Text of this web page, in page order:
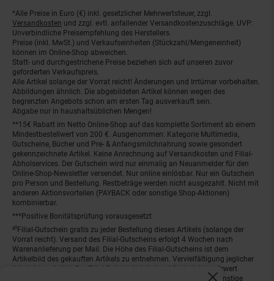
Fußnoten
*Alle Preise in Euro (€) inkl. gesetzlicher Mehrwertsteuer, zzgl.
Versandkosten und zzgl. evtl. anfallender Versandkostenzuschläge. UVP:
Unverbindliche Preisempfehlung des Herstellers.
Preise (inkl. MwSt.) und Verkaufseinheiten (Stückzahl/Mengeneinheit)
können im Online-Shop abweichen.
Statt- und durchgestrichene Preise beziehen sich auf unseren zuvor
geforderten Verkaufspreis.
Alle Artikel solange der Vorrat reicht! Änderungen und Irrtümer vorbehalten.
Abbildungen ähnlich. Die abgebildeten Artikel können wegen des
begrenzten Angebots schon am ersten Tag ausverkauft sein.
Abgabe nur in haushaltsüblichen Mengen!
**15€ Rabatt im Netto Online-Shop auf das komplette Sortiment ab einem
Mindestbestellwert von 200 €. Ausgenommen: Kategorie Multimedia,
Gutscheine, Bücher und Pre- & Anfangsmilchnahrung sowie gesondert
gekennzeichnete Artikel. Keine Anrechnung auf Versandkosten und Filial-
Abholservices. Der Gutschein wird nur einmalig an Neuanmelder für den
Online-Shop-Newsletter versendet. Nur online einlösbar. Nur ein Gutschein
pro Person und Bestellung. Restbeträge werden nicht ausgezahlt. Nicht mit
anderen Aktionsvorteilen (PAYBACK oder sonstige Shop-Aktionen)
kombinierbar.
***Positive Bonitätsprüfung vorausgesetzt
²⁰Filial-Gutschein gratis zu jeder Bestellung dieses Artikels (solange der
Vorrat reicht). Versand des Filial-Gutscheins erfolgt 4 Wochen nach
Warenanlieferung per Mail. Die Höhe des Filial-Gutscheins ist dem
Artikelbild des gekauften Artikels zu entnehmen. Vervielfältigung jeglicher
Art nicht gestattet. Der Filial-Gutschein ist ohne Mindesteinkaufswert
einlösbar. Nicht mit anderen Aktionsvorteilen (PAYBACK oder sonstige